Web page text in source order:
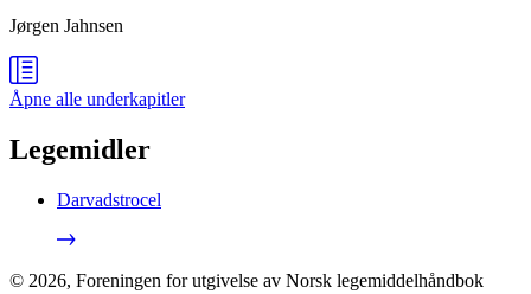
Jørgen Jahnsen
Åpne alle underkapitler
Legemidler
Darvadstrocel
© 2026, Foreningen for utgivelse av Norsk legemiddelhåndbok